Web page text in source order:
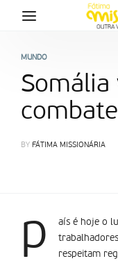
MUNDO
Somália
BY FÁTIMA MISSIONÁRIA
p
aís é hoje o
respeitam